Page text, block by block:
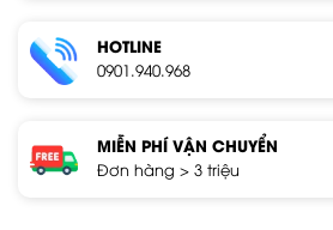
HOTLINE
0901.940.968
MIỄN PHÍ VẬN CHUYỂN
Đơn hàng > 3 triệu